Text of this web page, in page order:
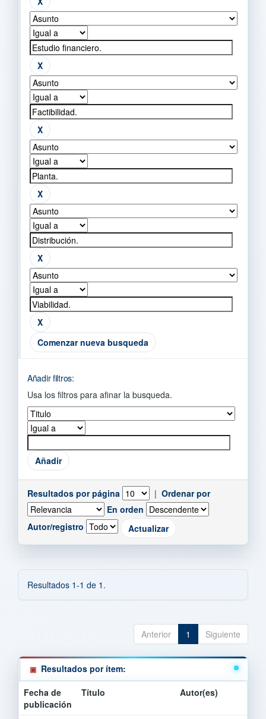
Comenzar nueva busqueda
Añadir filtros:
Usa los filtros para afinar la busqueda.
Resultados por página | Ordenar por
En orden
Autor/registro
Resultados 1-1 de 1.
Anterior 1 Siguiente
Resultados por ítem:
Fecha de
publicación
Título Autor(es)